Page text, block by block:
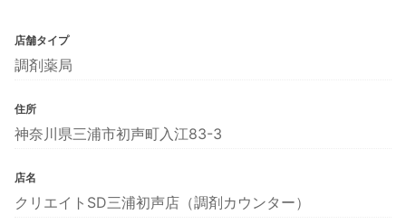
店舗タイプ
調剤薬局
住所
神奈川県三浦市初声町入江83-3
店名
クリエイトSD三浦初声店（調剤カウンター）